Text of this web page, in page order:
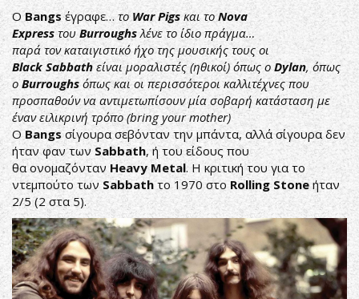
ΟBangsέγραφε…τοWar Pigs και τοNova
Express τουBurroughsλένε το ίδιο πράγμα…
παρά τον καταιγιστικό ήχο της μουσικής τους οι
Black Sabbathείναι μοραλιστές (ηθικοί) όπως οDylan, όπως
οBurroughsόπως και οι περισσότεροι καλλιτέχνες που
προσπαθούν να αντιμετωπίσουν μία σοβαρή κατάσταση με
έναν ειλικρινή τρόπο (bring your mother)
Ο Bangsσίγουρα σεβόνταν την μπάντα, αλλά σίγουρα δεν
ήταν φαν τωνSabbath, ή του είδους που
θα ονομαζόνταν Heavy Metal. Η κριτική του για το
ντεμπούτο των Sabbathτο 1970 στο Rolling Stoneήταν
2/5 (2 στα 5).